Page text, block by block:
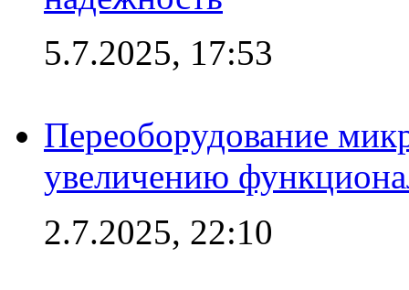
5.7.2025, 17:53
Переоборудование
увеличению
2.7.2025, 22:10